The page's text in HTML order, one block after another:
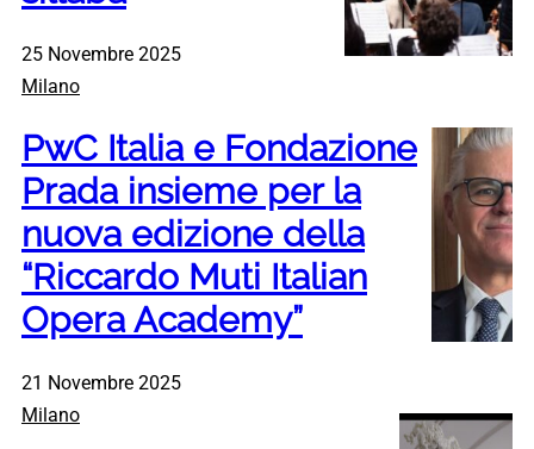
25 Novembre 2025
Milano
PwC Italia e Fondazione
Prada insieme per la
nuova edizione della
“Riccardo Muti Italian
Opera Academy”
21 Novembre 2025
Milano